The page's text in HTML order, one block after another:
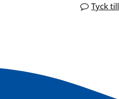
Tyck till